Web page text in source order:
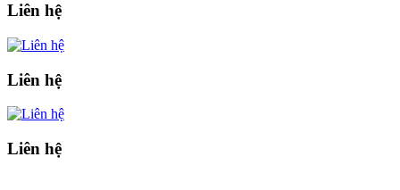
Liên hệ
Liên hệ
Liên hệ